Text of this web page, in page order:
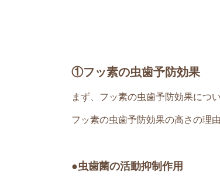
①フッ素の虫歯予防効果
まず、フッ素の虫歯予防効果につ
フッ素の虫歯予防効果の高さの理
●虫歯菌の活動抑制作用